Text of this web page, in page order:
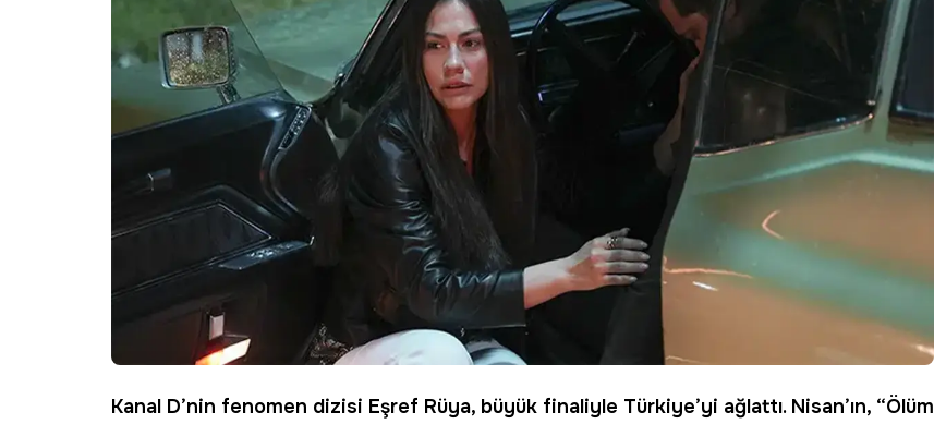
Kanal D’nin fenomen dizisi Eşref Rüya, büyük finaliyle Türkiye’yi ağlattı. Nisan’ın, “Ölüm